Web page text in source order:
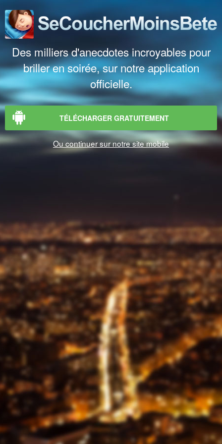
Des milliers d'anecdotes incroyables pour
briller en soirée, sur notre application
officielle.
TÉLÉCHARGER GRATUITEMENT
Ou continuer sur notre site mobile